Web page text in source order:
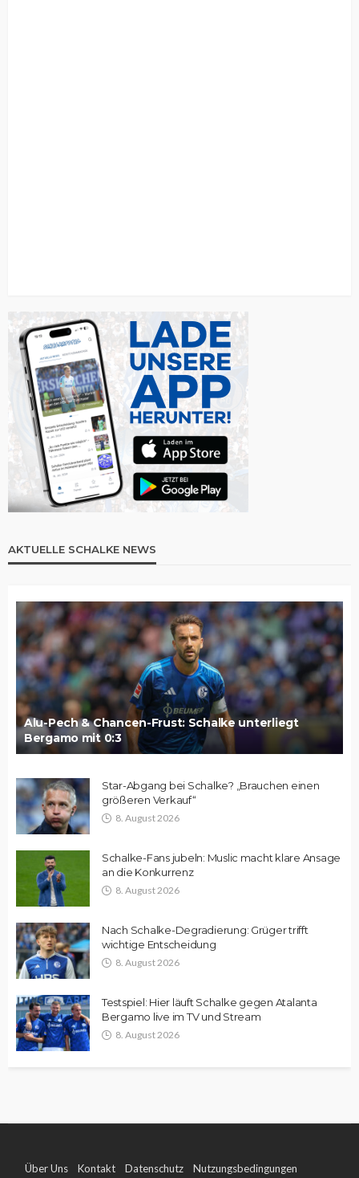
AKTUELLE SCHALKE NEWS
Alu-Pech & Chancen-Frust: Schalke unterliegt
Bergamo mit 0:3
Star-Abgang bei Schalke? „Brauchen einen
größeren Verkauf“
8. August 2026
Schalke-Fans jubeln: Muslic macht klare Ansage
an die Konkurrenz
8. August 2026
Nach Schalke-Degradierung: Grüger trifft
wichtige Entscheidung
8. August 2026
Testspiel: Hier läuft Schalke gegen Atalanta
Bergamo live im TV und Stream
8. August 2026
Über Uns Kontakt Datenschutz Nutzungsbedingungen